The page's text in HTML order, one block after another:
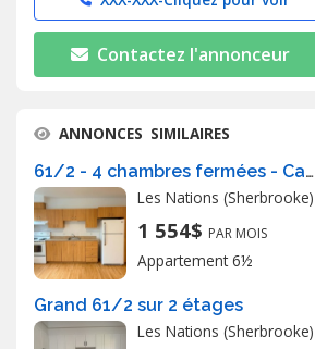
Contactez l'annonceur
ANNONCES SIMILAIRES
61/2 - 4 chambres fermées - Cachet
Les Nations (Sherbrooke)
1 554$ PAR MOIS
Appartement 6½
Grand 61/2 sur 2 étages
Les Nations (Sherbrooke)